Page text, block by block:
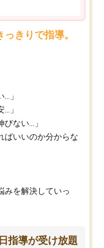
きりで指導。
」
」
びない…」
ばいいのか分からな
みを解決していっ
指導が受け放題